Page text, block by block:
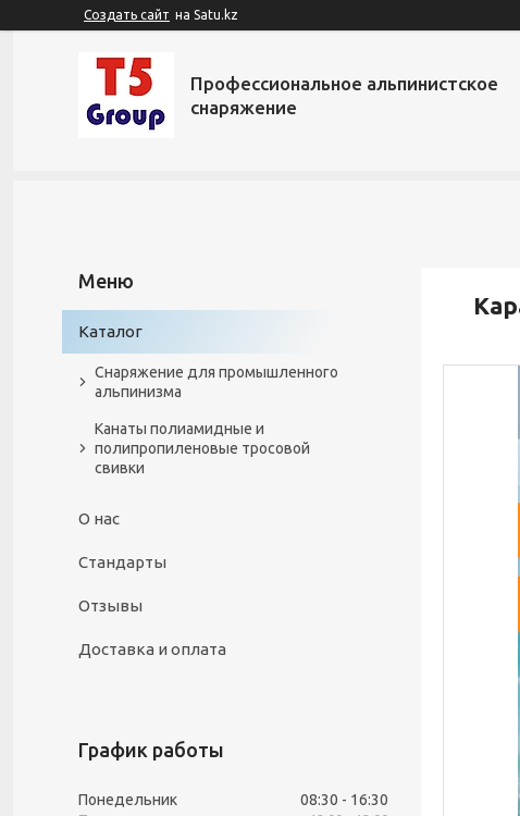
Создать сайт на Satu.kz
Профессиональное альпинистское
снаряжение
Каталог
Снаряжение для промышленного
альпинизма
Канаты полиамидные и
полипропиленовые тросовой
свивки
О нас
Стандарты
Отзывы
Доставка и оплата
График работы
Понедельник 08:30 16:30